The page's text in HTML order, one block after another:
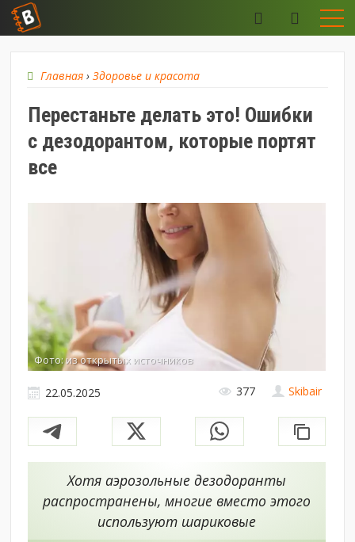
Главная ›Здоровье и красота
Перестаньте делать это! Ошибки
с дезодорантом, которые портят
все
Фото: из открытых источников
Skibair
22.05.2025 377
Хотя аэрозольные дезодоранты
распространены, многие вместо этого
используют шариковые